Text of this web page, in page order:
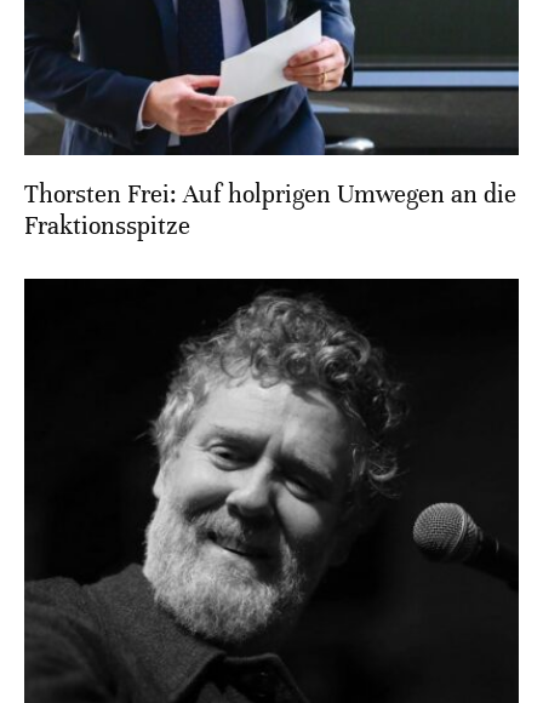
Thorsten Frei: Auf holprigen Umwegen an die
Fraktionsspitze